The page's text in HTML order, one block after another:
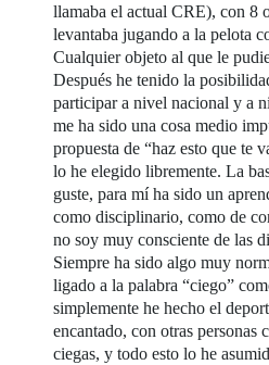
llamaba el actual CRE), con 8
levantaba jugando a la pelota
Cualquier objeto al que le
Después he tenido la
participar a nivel nacional y a
me ha sido una cosa medio
propuesta de “haz esto que te
lo he elegido libremente. La
guste, para mí ha sido un
como disciplinario, como de
no soy muy consciente de las
Siempre ha sido algo muy
ligado a la palabra “ciego”
simplemente he hecho el
encantado, con otras personas
ciegas, y todo esto lo he